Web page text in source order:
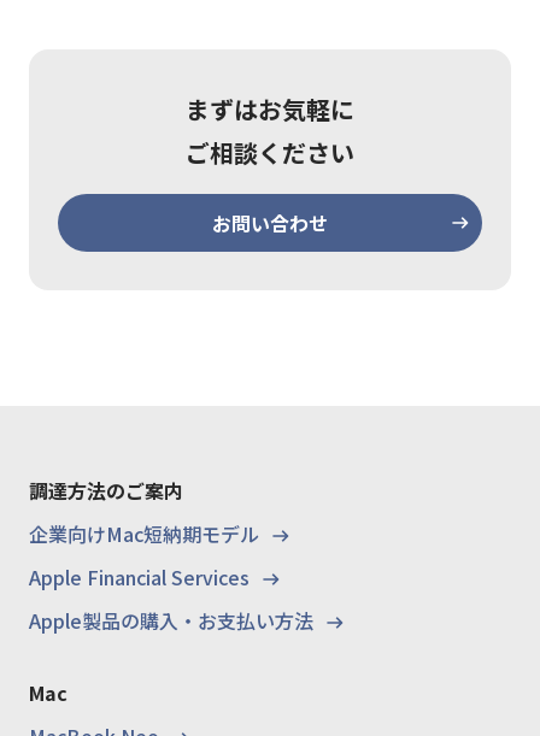
まずはお気軽に
ご相談ください
お問い合わせ
調達方法のご案内
企業向けMac短納期モデル
Apple Financial Services
Apple製品の購入・お支払い方法
Mac